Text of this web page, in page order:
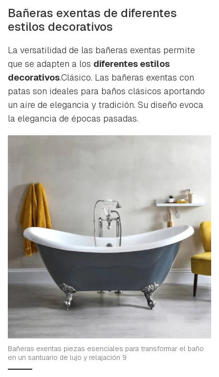
Bañeras exentas de diferentes
estilos decorativos
La versatilidad de las bañeras exentas permite
que se adapten a los diferentes estilos
decorativos.Clásico. Las bañeras exentas con
patas son ideales para baños clásicos aportando
un aire de elegancia y tradición. Su diseño evoca
la elegancia de épocas pasadas.
Bañeras exentas piezas esenciales para transformar el baño
en un santuario de lujo y relajación 9